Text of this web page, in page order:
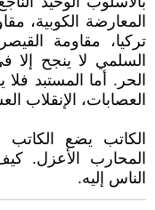
المعارضة الكوبية،
تركيا، مقاومة
السلمي لا ينجح إلا
الحر. أما المستبد
العصابات، الإنقلاب
الكاتب يضع
المحارب الأعزل.
الناس إليه.